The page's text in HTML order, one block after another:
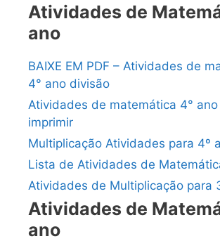
Atividades de
ano
BAIXE EM PDF – Atividades de
4° ano divisão
Atividades de matemática 4° ano
imprimir
Multiplicação Atividades para 4º
Lista de Atividades de
Atividades de Multiplicação para
Atividades de
ano